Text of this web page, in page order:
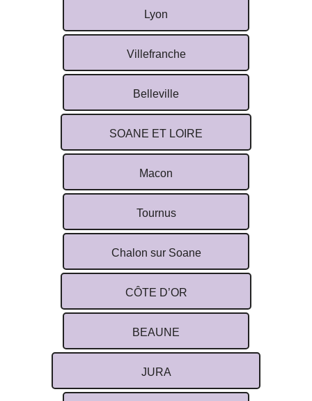
Lyon
Villefranche
Belleville
SOANE ET LOIRE
Macon
Tournus
Chalon sur Soane
CÔTE D’OR
BEAUNE
JURA